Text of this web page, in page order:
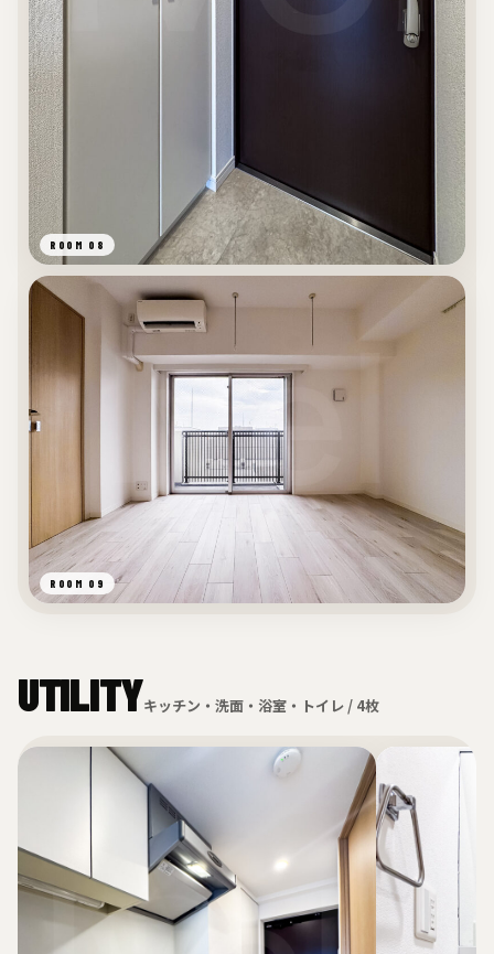
ROOM 08
ROOM 09
UTILITYキッチン・洗面・浴室・トイレ / 4枚